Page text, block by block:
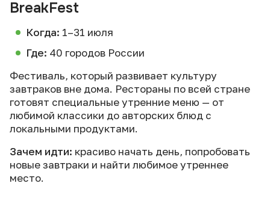
BreakFest
Когда: 1–31 июля
Где: 40 городов России
Фестиваль, который развивает культуру
завтраков вне дома. Рестораны по всей стране
готовят специальные утренние меню — от
любимой классики до авторских блюд с
локальными продуктами.
Зачем идти: красиво начать день, попробовать
новые завтраки и найти любимое утреннее
место.